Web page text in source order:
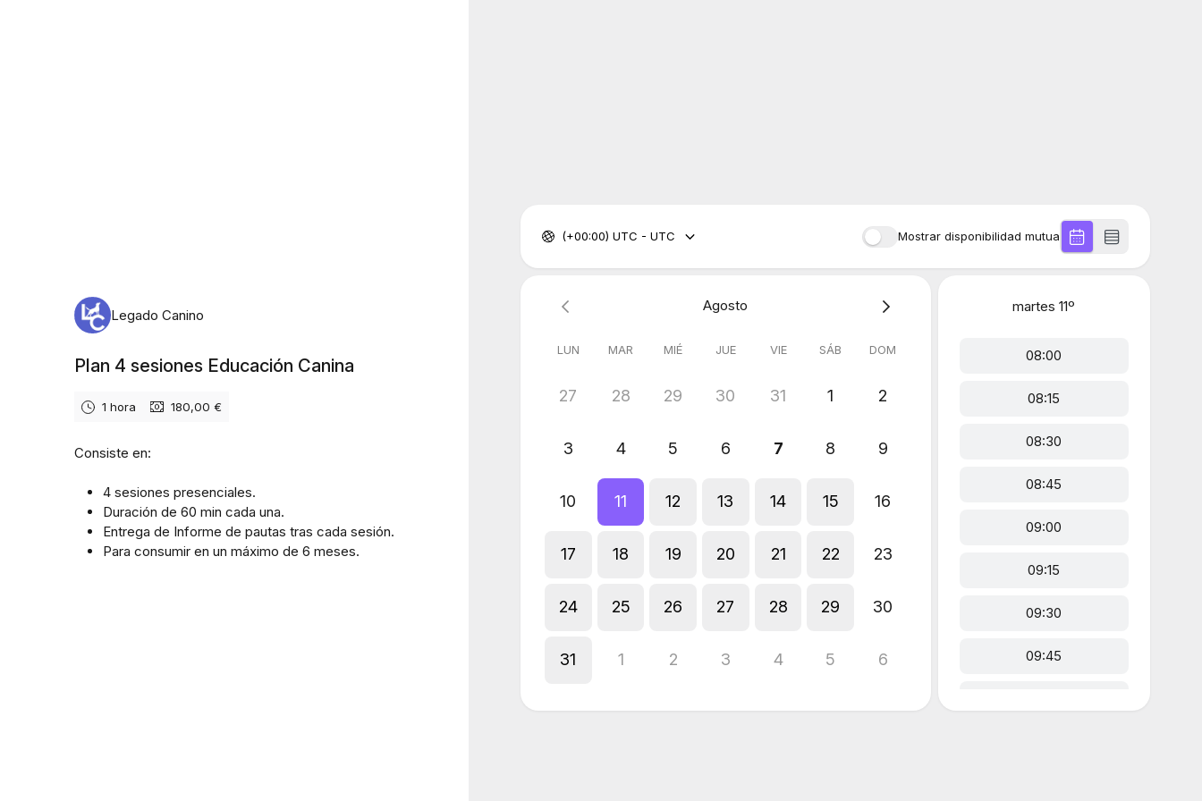
Legado Canino
Plan 4 sesiones Educación Canina
1 hora 180,00 €
Consiste en:
4 sesiones presenciales.
Duración de 60 min cada una.
Entrega de Informe de pautas tras cada sesión.
Para consumir en un máximo de 6 meses.
Mostrar disponibilidad mutua
(+00:00) UTC - UTC
Agosto
LUN MAR MIÉ JUE VIE SÁB DOM
27 28 29 30 31 1 2
3 4 5 6 7 8 9
10 11 12 13 14 15 16
17 18 19 20 21 22 23
24 25 26 27 28 29 30
31 1 2 3 4 5 6
martes 11º
08:00
08:15
08:30
08:45
09:00
09:15
09:30
09:45